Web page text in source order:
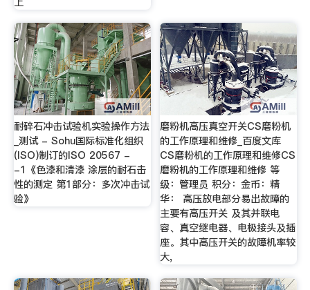
耐碎石冲击试验机实验操作方法
_测试 - Sohu国际标准化组织
(ISO)制订的ISO 20567 -
-1《色漆和清漆 涂层的耐石击
性的测定 第1部分：多次冲击试
验》
磨粉机高压真空开关CS磨粉机
的工作原理和维修_百度文库
CS磨粉机的工作原理和维修CS
磨粉机的工作原理和维修 等
级：管理员 积分：金币：精
华： 高压放电部分易出故障的
主要有高压开关 及其并联电
容、真空继电器、电极接头及插
座。其中高压开关的故障机率较
大,